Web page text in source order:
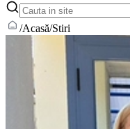
/Acasă/Stiri